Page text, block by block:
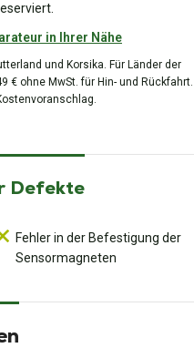
in Ihrer Nähe
und Korsika. Für Länder der
€ ohne MwSt. für Hin- und Rückfahrt.
Defekte
Fehler in der Befestigung der
Sensormagneten